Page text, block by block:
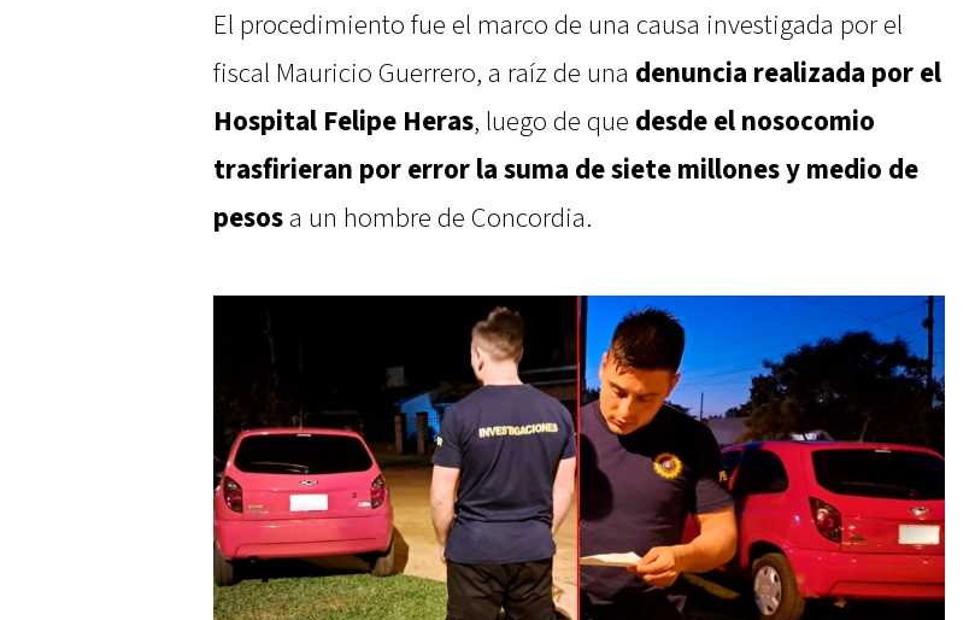
El procedimiento fue el marco de una causa investigada por el
fiscal Mauricio Guerrero, a raíz de una denuncia realizada por el
Hospital Felipe Heras, luego de que desde el nosocomio
trasfirieran por error la suma de siete millones y medio de
pesos a un hombre de Concordia.